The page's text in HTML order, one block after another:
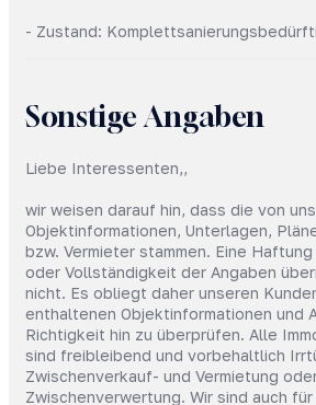
- Zustand:
Sonstige Angaben
Liebe Interessenten,,
wir weisen darauf hin, dass die von
Objektinformationen, Unterlagen,
bzw. Vermieter stammen. Eine
oder Vollständigkeit der Angaben
nicht. Es obliegt daher unseren
enthaltenen Objektinformationen und
Richtigkeit hin zu überprüfen. Alle
sind freibleibend und vorbehaltlich
Zwischenverkauf- und Vermietung
Zwischenverwertung. Wir sind auch